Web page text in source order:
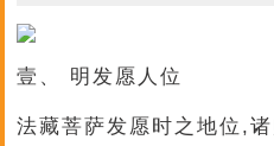
壹、 明发愿人位
法藏菩萨发愿时之地位,